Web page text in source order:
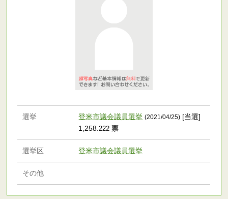
選挙 登米市議会議員選挙 (2021/04/25) [当選]
1,258.222 票
選挙区 登米市議会議員選挙
その他